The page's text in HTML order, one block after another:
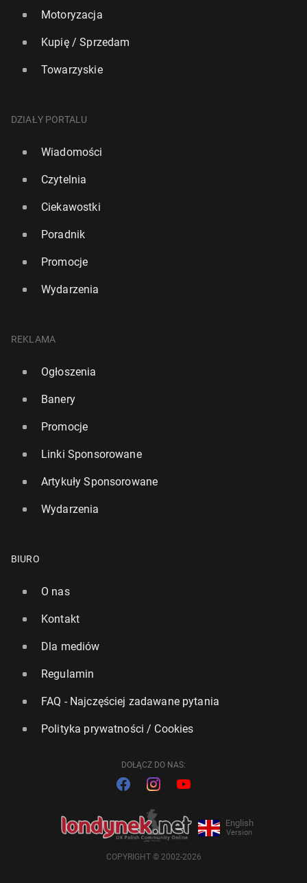
Motoryzacja
Kupię / Sprzedam
Towarzyskie
DZIAŁY PORTALU
Wiadomości
Czytelnia
Ciekawostki
Poradnik
Promocje
Wydarzenia
REKLAMA
Ogłoszenia
Banery
Promocje
Linki Sponsorowane
Artykuły Sponsorowane
Wydarzenia
BIURO
O nas
Kontakt
Dla mediów
Regulamin
FAQ - Najczęściej zadawane pytania
Polityka prywatności / Cookies
DOŁĄCZ DO NAS:
English
Version
COPYRIGHT © 2002-2026